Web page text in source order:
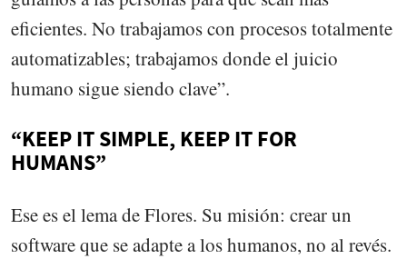
eficientes. No trabajamos con procesos totalmente
automatizables; trabajamos donde el juicio
humano sigue siendo clave”.
“KEEP IT SIMPLE, KEEP IT FOR
HUMANS”
Ese es el lema de Flores. Su misión: crear un
software que se adapte a los humanos, no al revés.